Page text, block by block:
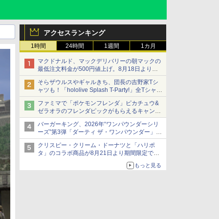
アクセスランキング
1時間 24時間 1週間 1カ月
マクドナルド、マックデリバリーの朝マックの
最低注文料金が500円値上げ。8月18日より
1,500円から受付
そらザウルスやギャルきち、団長の吉野家Tシ
ャツも！「hololive Splash T-Party!」全Tシャツ
ラインナップ公開＆オンライン販売開始
ファミマで「ポケモンフレンダ」ピカチュウ&
ゼラオラのフレンダピックがもらえるキャンペ
ーン開催！
バーガーキング、2026年“ワンパウンダーシリ
ーズ”第3弾「ダーティ ザ・ワンパウンダー」を
8月7日発売
「特製ガーリックマヨソース」を使用した超大
型チーズバーガー
クリスピー・クリーム・ドーナツと「ハリポ
タ」のコラボ商品が8月21日より期間限定で発
組分け帽子ドーナツなど見た目も楽しい商品が
もっと見る